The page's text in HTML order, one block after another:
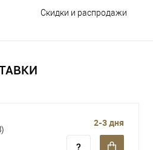
Скидки и распродажи
2-3 дня